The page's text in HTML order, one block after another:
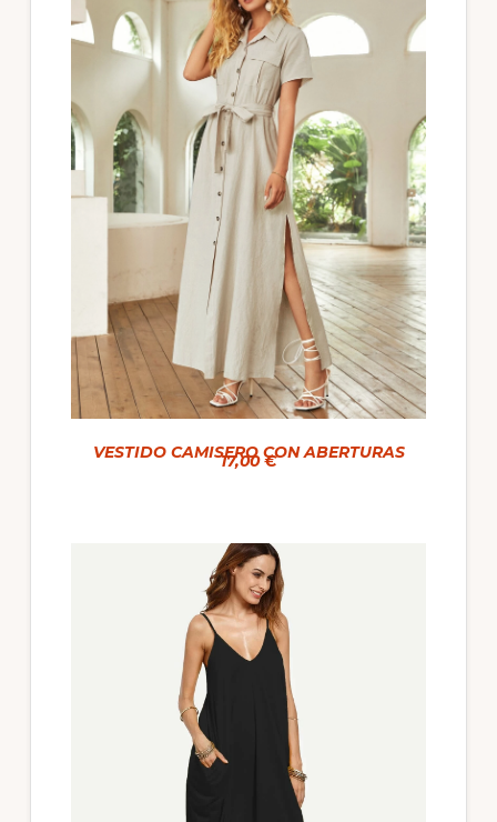
VESTIDO CAMISERO CON ABERTURAS
17,00 €